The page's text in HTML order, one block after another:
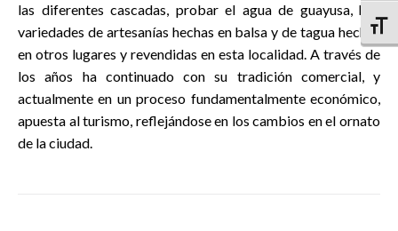
las diferentes cascadas, probar el agua de guayusa, hay
variedades de artesanías hechas en balsa y de tagua hechas
en otros lugares y revendidas en esta localidad. A través de
los años ha continuado con su tradición comercial, y
actualmente en un proceso fundamentalmente económico,
apuesta al turismo, reflejándose en los cambios en el ornato
de la ciudad.